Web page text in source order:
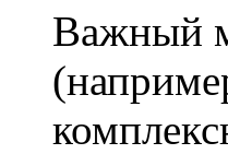
Важный